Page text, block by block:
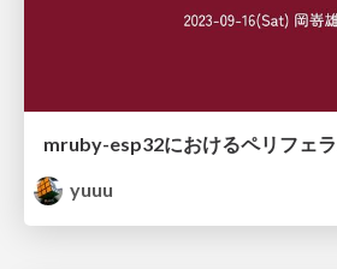
mruby-esp32におけるペリフェ
yuuu